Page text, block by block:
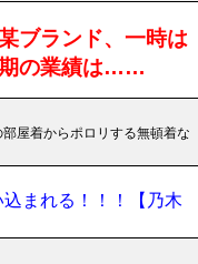
ブランド、一時は
期の業績は……
屋着からポロリする無頓着な
まれる！！！【乃木